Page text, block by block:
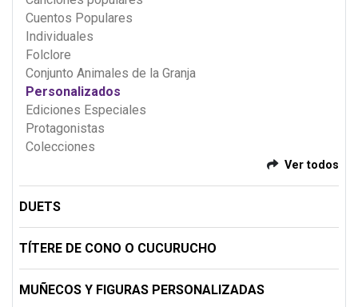
Cuentos Populares
Individuales
Folclore
Conjunto Animales de la Granja
Personalizados
Ediciones Especiales
Protagonistas
Colecciones
Ver todos
DUETS
TÍTERE DE CONO O CUCURUCHO
MUÑECOS Y FIGURAS PERSONALIZADAS